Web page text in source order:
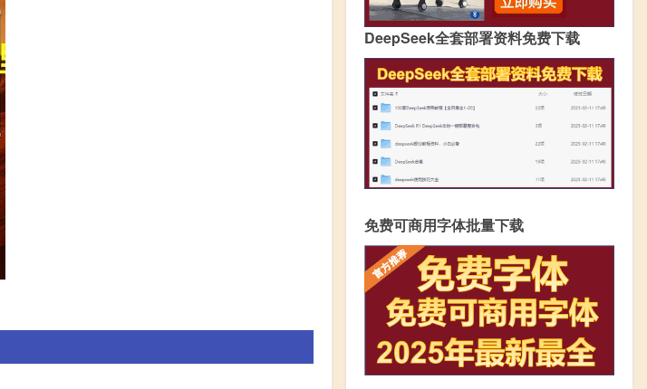
DeepSeek全套部署资料免费下载
免费可商用字体批量下载